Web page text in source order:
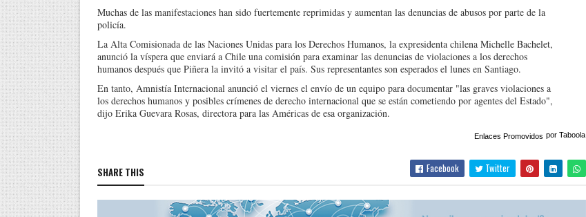
Muchas de las manifestaciones han sido fuertemente reprimidas y aumentan las denuncias de abusos por parte de la
policía.
La Alta Comisionada de las Naciones Unidas para los Derechos Humanos, la expresidenta chilena Michelle Bachelet,
anunció la víspera que enviará a Chile una comisión para examinar las denuncias de violaciones a los derechos
humanos después que Piñera la invitó a visitar el país. Sus representantes son esperados el lunes en Santiago.
En tanto, Amnistía Internacional anunció el viernes el envío de un equipo para documentar "las graves violaciones a
los derechos humanos y posibles crímenes de derecho internacional que se están cometiendo por agentes del Estado",
dijo Erika Guevara Rosas, directora para las Américas de esa organización.
por Taboola
Enlaces Promovidos
SHARE THIS Facebook Twitter